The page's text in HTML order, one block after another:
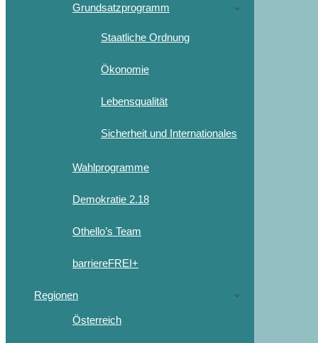
Grundsatzprogramm
Staatliche Ordnung
Ökonomie
Lebensqualität
Sicherheit und Internationales
Wahlprogramme
Demokratie 2.18
Othello’s Team
barriereFREI+
Regionen
Österreich